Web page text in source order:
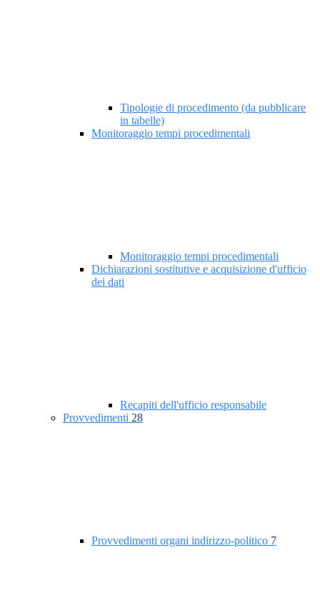
Tipologie di procedimento (da pubblicare
in tabelle)
Monitoraggio tempi procedimentali
Monitoraggio tempi procedimentali
Dichiarazioni sostitutive e acquisizione d'ufficio
dei dati
Recapiti dell'ufficio responsabile
Provvedimenti 28
Provvedimenti organi indirizzo-politico 7